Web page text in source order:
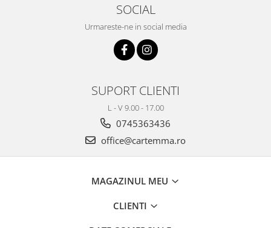
SOCIAL
Urmareste-ne in social media
SUPORT CLIENTI
L - V 9.00 - 17.00
0745363436
office@cartemma.ro
MAGAZINUL MEU
CLIENTI